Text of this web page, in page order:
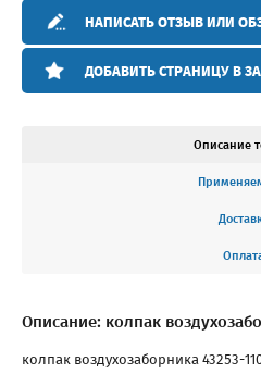
НАПИСАТЬ ОТЗЫВ ИЛИ
ДОБАВИТЬ СТРАНИЦУ В
Описание
Описание: колпак
колпак воздухозаборника 43253-